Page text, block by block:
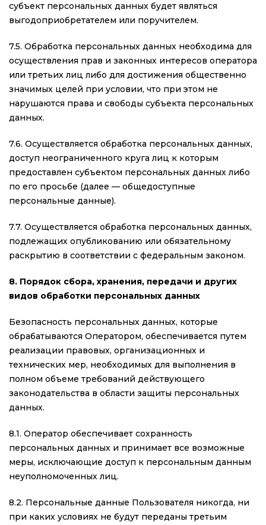
субъект персональных данных будет являться
выгодоприобретателем или поручителем.
7.5. Обработка персональных данных необходима для
осуществления прав и законных интересов оператора
или третьих лиц либо для достижения общественно
значимых целей при условии, что при этом не
нарушаются права и свободы субъекта персональных
данных.
7.6. Осуществляется обработка персональных данных,
доступ неограниченного круга лиц к которым
предоставлен субъектом персональных данных либо
по его просьбе (далее — общедоступные
персональные данные).
7.7. Осуществляется обработка персональных данных,
подлежащих опубликованию или обязательному
раскрытию в соответствии с федеральным законом.
8. Порядок сбора, хранения, передачи и других
видов обработки персональных данных
Безопасность персональных данных, которые
обрабатываются Оператором, обеспечивается путем
реализации правовых, организационных и
технических мер, необходимых для выполнения в
полном объеме требований действующего
законодательства в области защиты персональных
данных.
8.1. Оператор обеспечивает сохранность
персональных данных и принимает все возможные
меры, исключающие доступ к персональным данным
неуполномоченных лиц.
8.2. Персональные данные Пользователя никогда, ни
при каких условиях не будут переданы третьим